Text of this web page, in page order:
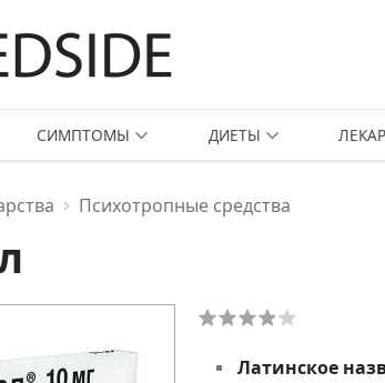
СИМПТОМЫ ДИЕТЫ
Психотропные средства
Латинское